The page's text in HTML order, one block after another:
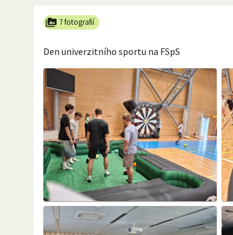
7 fotografií
Den univerzitního sportu na FSpS